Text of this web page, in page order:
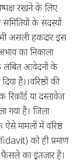
रखने के लिए
के सदस्यों
भी असली हकदार इस
का निकाला
लंबित आवेदनों के
है।।वरिष्ठों की
या दस्तावेज
गया है। जिला
मामलों में वरिष्ठ
को ही प्रमाण
का इंतजार है।